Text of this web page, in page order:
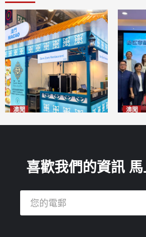
澳聞 澳聞
喜歡我們的資訊 馬